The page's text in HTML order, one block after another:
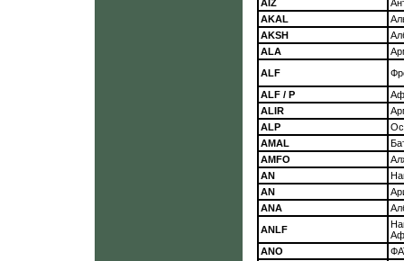
AIZ
AKAL
AKSH
ALA
ALF
ALF / P
ALIR
ALP
AMAL
AMFO
AN
AN
ANA
ANLF
ANO